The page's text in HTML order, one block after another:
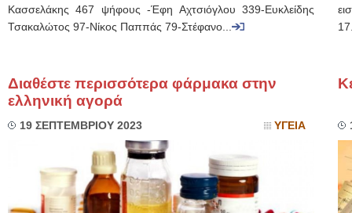
Κασσελάκης 467 ψήφους -Έφη Αχτσιόγλου 339-Ευκλείδης
Τσακαλώτος 97-Νίκος Παππάς 79-Στέφανο...
Διαθέστε περισσότερα φάρμακα στην
ελληνική αγορά
19 ΣΕΠΤΕΜΒΡΙΟΥ 2023 ΥΓΕΙΑ